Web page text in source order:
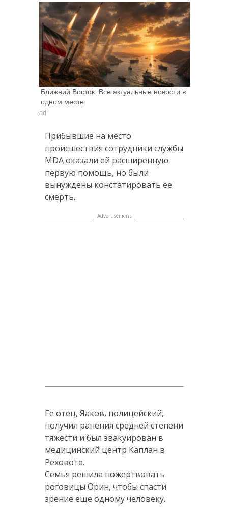
Ближний Восток: Все актуальные новости в
одном месте
ad
Прибывшие на место
происшествия сотрудники службы
MDA оказали ей расширенную
первую помощь, но были
вынуждены констатировать ее
смерть.
Ее отец, Яаков, полицейский,
получил ранения средней степени
тяжести и был эвакуирован в
медицинский центр Каплан в
Реховоте.
Семья решила пожертвовать
роговицы Орин, чтобы спасти
зрение еще одному человеку.